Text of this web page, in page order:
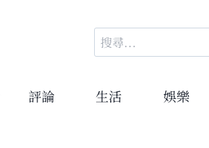
搜
尋
鍵
評論 生活 娛樂